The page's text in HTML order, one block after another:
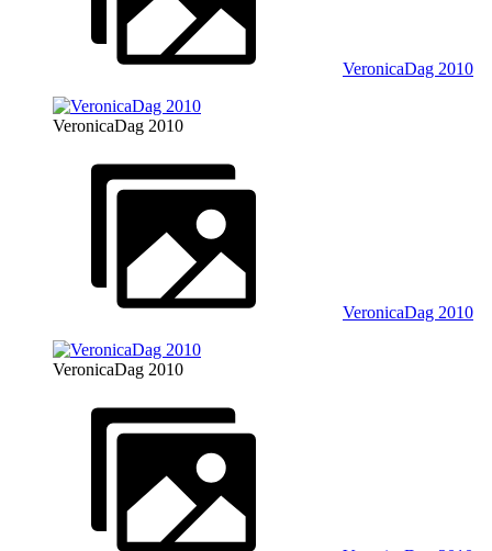
VeronicaDag 2010
VeronicaDag 2010
VeronicaDag 2010
VeronicaDag 2010